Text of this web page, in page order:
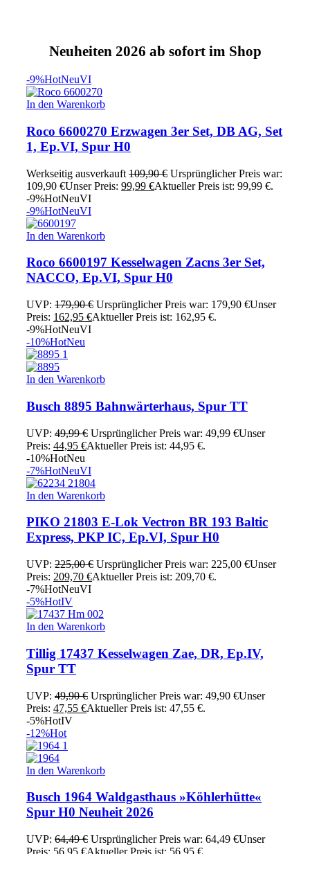
Neuheiten 2026 ab sofort im Shop
-9%HotNeuVI
In den Warenkorb
Roco 6600270 Erzwagen 3er Set, DB AG, Set
1, Ep.VI, Spur H0
Werkseitig ausverkauft 109,90€ Ursprünglicher Preis war:
109,90 €Unser Preis: 99,99 €Aktueller Preis ist: 99,99 €.
-9%HotNeuVI
-9%HotNeuVI
In den Warenkorb
Roco 6600197 Kesselwagen Zacns 3er Set,
NACCO, Ep.VI, Spur H0
UVP: 179,90€ Ursprünglicher Preis war: 179,90 €Unser
Preis: 162,95 €Aktueller Preis ist: 162,95 €.
-9%HotNeuVI
-10%HotNeu
In den Warenkorb
Busch 8895 Bahnwärterhaus, Spur TT
UVP: 49,99€ Ursprünglicher Preis war: 49,99 €Unser
Preis: 44,95 €Aktueller Preis ist: 44,95 €.
-10%HotNeu
-7%HotNeuVI
In den Warenkorb
PIKO 21803 E-Lok Vectron BR 193 Baltic
Express, PKP IC, Ep.VI, Spur H0
UVP: 225,00€ Ursprünglicher Preis war: 225,00 €Unser
Preis: 209,70 €Aktueller Preis ist: 209,70 €.
-7%HotNeuVI
-5%HotIV
In den Warenkorb
Tillig 17437 Kesselwagen Zae, DR, Ep.IV,
Spur TT
UVP: 49,90€ Ursprünglicher Preis war: 49,90 €Unser
Preis: 47,55 €Aktueller Preis ist: 47,55 €.
-5%HotIV
-12%Hot
In den Warenkorb
Busch 1964 Waldgasthaus »Köhlerhütte«
Spur H0 Neuheit 2026
UVP: 64,49€ Ursprünglicher Preis war: 64,49 €Unser
Preis: 56,95 €Aktueller Preis ist: 56,95 €.